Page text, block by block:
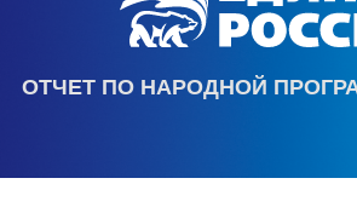
ОТЧЕТ ПО НАРОДНОЙ